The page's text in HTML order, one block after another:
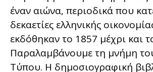
έναν αιώνα, περιοδικά που
δεκαετίες ελληνικής
εκδόθηκαν το 1857 μέχρι και
Παραλαμβάνουμε τη μνήμη
Τύπου. Η δημοσιογραφική